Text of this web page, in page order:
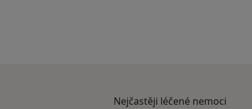
Petra
Nejčastěji léčené nemoci